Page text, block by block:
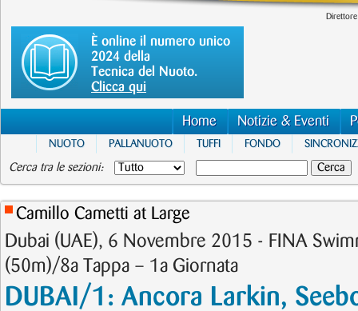
È online il numero unico
2024 della
Tecnica del Nuoto.
Clicca qui
Home Notizie & Eventi
NUOTO PALLANUOTO TUFFI FONDO
Cerca tra le sezioni:
Camillo Cametti at Large
Dubai (UAE), 6 Novembre 2015 - FINA
(50m)/8a Tappa – 1a Giornata
DUBAI/1: Ancora Larkin,